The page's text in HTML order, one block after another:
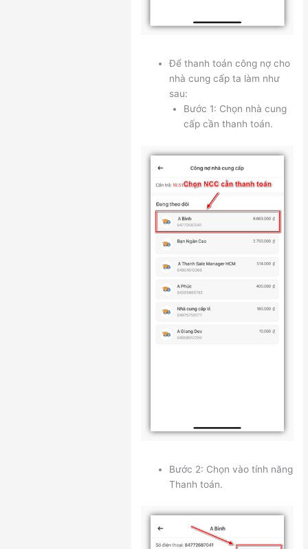
Để thanh toán công nợ cho
nhà cung cấp ta làm như
sau:
Bước 1: Chọn nhà cung
cấp cần thanh toán.
Bước 2: Chọn vào tính năng
Thanh toán.